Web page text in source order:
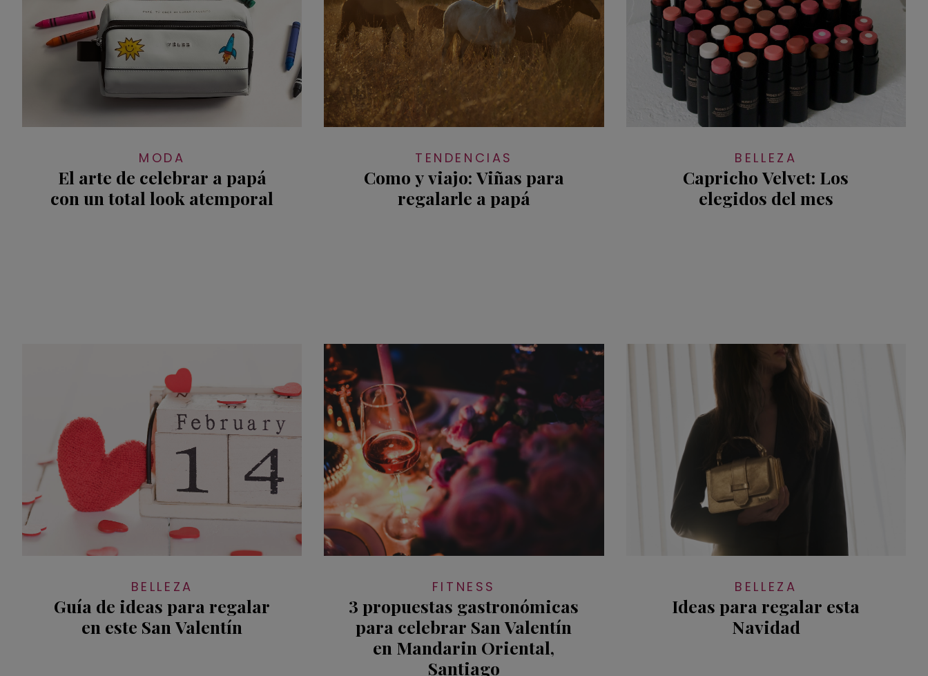
MODA
El arte de celebrar a papá
con un total look atemporal
TENDENCIAS
Como y viajo: Viñas para
regalarle a papá
BELLEZA
Capricho Velvet: Los
elegidos del mes
BELLEZA
Guía de ideas para regalar
en este San Valentín
FITNESS
3 propuestas gastronómicas
para celebrar San Valentín
en Mandarin Oriental,
Santiago
BELLEZA
Ideas para regalar esta
Navidad